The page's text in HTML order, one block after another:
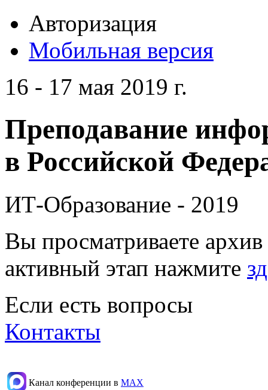
Авторизация
Мобильная версия
16 - 17 мая 2019 г.
Преподавание
в Российской
ИТ-Образование - 2019
Вы просматриваете
активный этап нажмите
Если есть вопросы
Контакты
Канал конференции в МАХ